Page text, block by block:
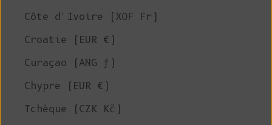
Côte d'Ivoire (XOF Fr)
Croatie (EUR €)
Curaçao (ANG ƒ)
Chypre (EUR €)
Tchèque (CZK Kč)